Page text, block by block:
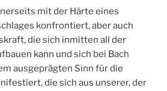
mit der Härte eines
konfrontiert, aber auch
die sich inmitten all der
kann und sich bei Bach
ausgeprägten Sinn für die
die sich aus unserer, der